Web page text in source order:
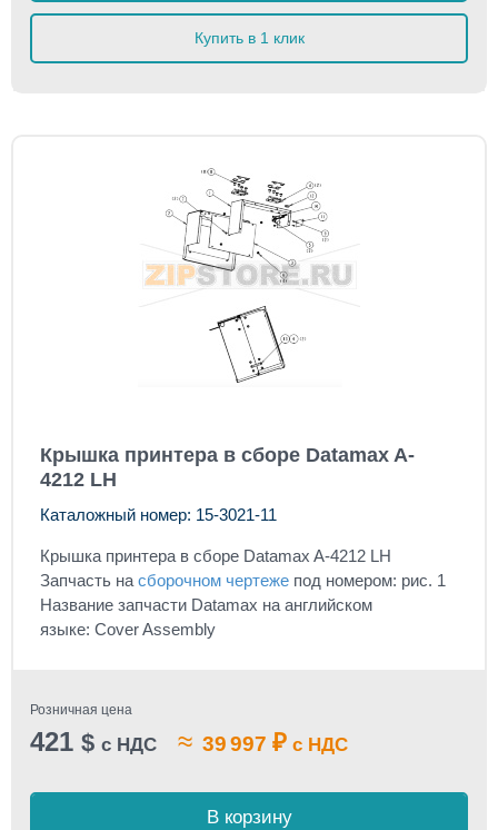
Купить в 1 клик
Крышка принтера в сборе Datamax A-
4212 LH
Каталожный номер: 15-3021-11
Крышка принтера в сборе Datamax A-4212 LH
Запчасть на сборочном чертеже под номером: рис. 1
Название запчасти Datamax на английском
языке: Cover Assembly
Розничная цена
421 $ с НДС ≈ 39 997 ₽ с НДС
В корзину